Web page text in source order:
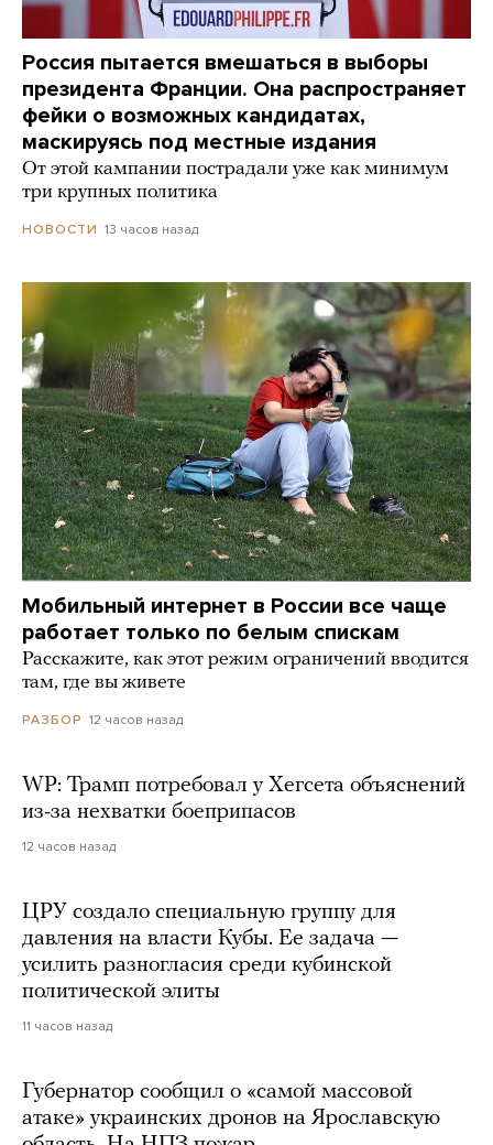
Россия пытается вмешаться в выборы
президента Франции. Она распространяет
фейки о возможных кандидатах,
маскируясь под местные издания
От этой кампании пострадали уже как минимум
три крупных политика
НОВОСТИ 13 часов назад
Мобильный интернет в России все чаще
работает только по белым спискам
Расскажите, как этот режим ограничений вводится
там, где вы живете
РАЗБОР 12 часов назад
WP: Трамп потребовал у Хегсета объяснений
из-за нехватки боеприпасов
12 часов назад
ЦРУ создало специальную группу для
давления на власти Кубы. Ее задача —
усилить разногласия среди кубинской
политической элиты
11 часов назад
Губернатор сообщил о «самой массовой
атаке» украинских дронов на Ярославскую